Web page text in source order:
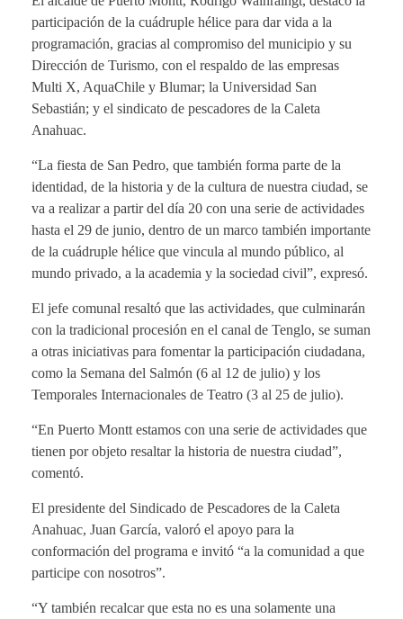
participación de la cuádruple hélice para dar vida a la
programación, gracias al compromiso del municipio y su
Dirección de Turismo, con el respaldo de las empresas
Multi X, AquaChile y Blumar; la Universidad San
Sebastián; y el sindicato de pescadores de la Caleta
Anahuac.
“La fiesta de San Pedro, que también forma parte de la
identidad, de la historia y de la cultura de nuestra ciudad, se
va a realizar a partir del día 20 con una serie de actividades
hasta el 29 de junio, dentro de un marco también importante
de la cuádruple hélice que vincula al mundo público, al
mundo privado, a la academia y la sociedad civil”, expresó.
El jefe comunal resaltó que las actividades, que culminarán
con la tradicional procesión en el canal de Tenglo, se suman
a otras iniciativas para fomentar la participación ciudadana,
como la Semana del Salmón (6 al 12 de julio) y los
Temporales Internacionales de Teatro (3 al 25 de julio).
“En Puerto Montt estamos con una serie de actividades que
tienen por objeto resaltar la historia de nuestra ciudad”,
comentó.
El presidente del Sindicado de Pescadores de la Caleta
Anahuac, Juan García, valoró el apoyo para la
conformación del programa e invitó “a la comunidad a que
participe con nosotros”.
“Y también recalcar que esta no es una solamente una